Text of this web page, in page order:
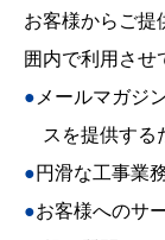
お客様からご提
囲内で利用させ
●メールマガジン、イベント等のお知らせなどのサービ
スを提供する
●円滑な工事業
●お客様へのサービスを向上させるため、それ以外の情